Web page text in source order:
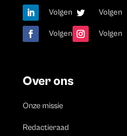
Volgen Volgen
Volgen Volgen
Over ons
Onze missie
Redactieraad